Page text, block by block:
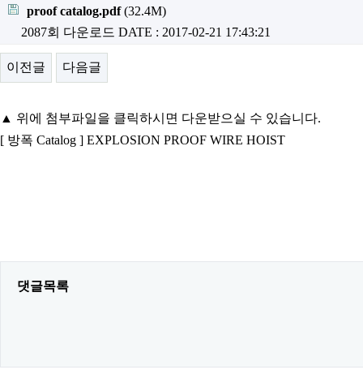
proof catalog.pdf(32.4M)
2087회 다운로드 DATE : 2017-02-21 17:43:21
이전글 다음글
▲ 위에 첨부파일을 클릭하시면 다운받으실 수 있습니다.
[ 방폭 Catalog ] EXPLOSION PROOF WIRE HOIST
댓글목록